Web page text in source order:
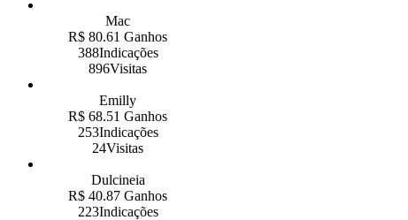
Mac
R$ 80.61 Ganhos
388Indicações
896Visitas
Emilly
R$ 68.51 Ganhos
253Indicações
24Visitas
Dulcineia
R$ 40.87 Ganhos
223Indicações